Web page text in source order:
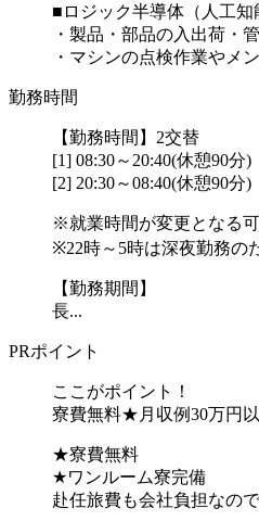
■ロジック半導体（人工知
・製品・部品の入出荷・
・マシンの点検作業やメ
勤務時間
【勤務時間】2交替
[1] 08:30～20:40(休憩90分)
[2] 20:30～08:40(休憩90分)
※就業時間が変更となる可
※22時～5時は深夜勤務の
【勤務期間】
長...
PRポイント
ここがポイント！
寮費無料★月収例30万円
★寮費無料
★ワンルーム寮完備
赴任旅費も会社負担なの